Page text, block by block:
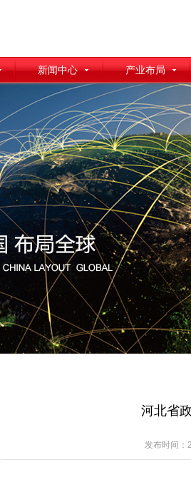
新闻中心 产业布局
河北省
发布时间：